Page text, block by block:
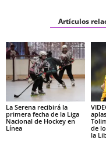
Artículos
La Serena recibirá la
primera fecha de la Liga
Nacional de Hockey en
Línea
de
la